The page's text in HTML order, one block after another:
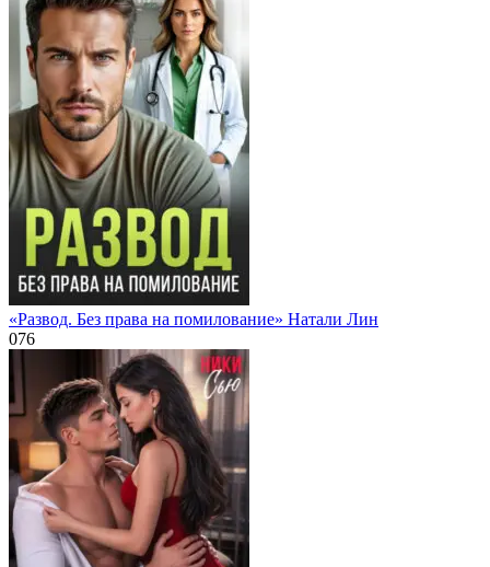
«Развод. Без права на помилование» Натали Лин
076